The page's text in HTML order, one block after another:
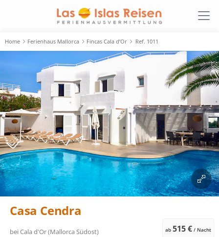
Home Ferienhaus Mallorca Fincas Cala d’Or Ref. 1011
Casa Cendra
beiCala d'Or (Mallorca Südost) ab 515 € / Nacht